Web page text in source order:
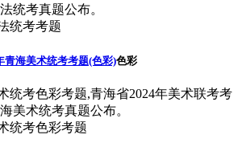
统考真题公布。
青海美术统考考题(色彩)色彩
统考色彩考题,青海省2024年美术联考考
美术统考真题公布。